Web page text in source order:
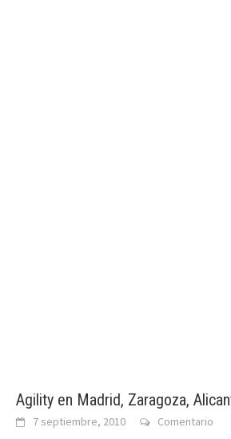
Agility en Madrid, Zaragoza,
7 septiembre, 2010 Comentario